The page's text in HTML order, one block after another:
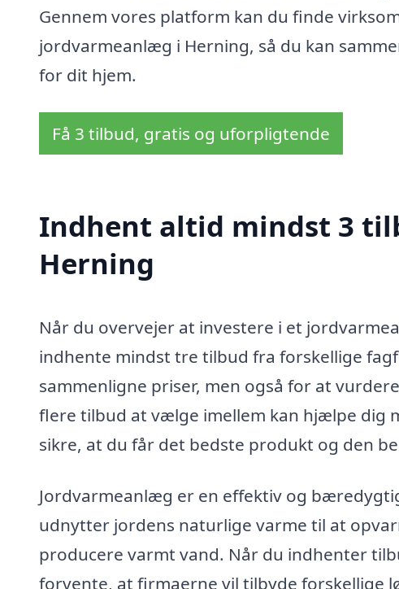
Gennem vores platform kan du finde
jordvarmeanlæg i Herning, så du kan
for dit hjem.
Få 3 tilbud, gratis og uforpligtende
Indhent altid mindst 3
Herning
Når du overvejer at investere i et
indhente mindst tre tilbud fra forskellige
sammenligne priser, men også for at
flere tilbud at vælge imellem kan hjælpe dig
sikre, at du får det bedste produkt og den
Jordvarmeanlæg er en effektiv og
udnytter jordens naturlige varme til at
producere varmt vand. Når du indhenter
forvente, at firmaerne vil tilbyde forskellige